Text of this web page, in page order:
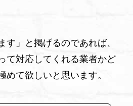
す」と掲げるのであれば、
て対応してくれる業者かど
めて欲しいと思います。